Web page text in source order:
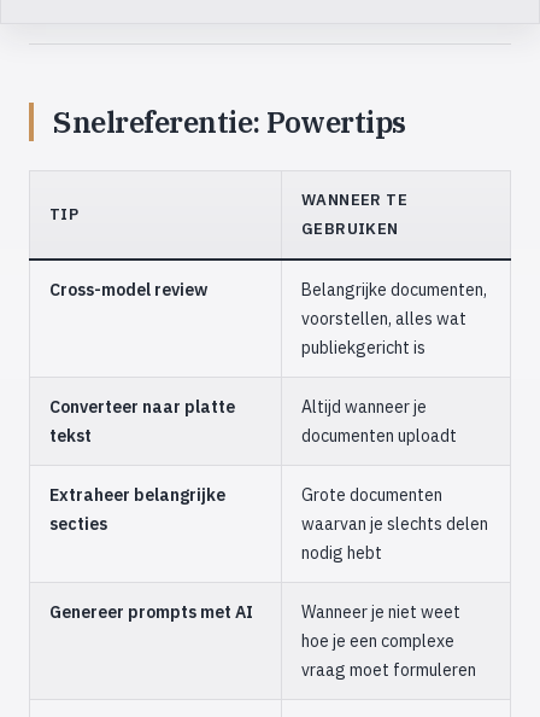
Snelreferentie: Powertips
TIP
WANNEER TE
GEBRUIKEN
Cross-model review
Belangrijke documenten,
voorstellen, alles wat
publiekgericht is
Converteer naar platte
tekst
Altijd wanneer je
documenten uploadt
Extraheer belangrijke
secties
Grote documenten
waarvan je slechts delen
nodig hebt
Genereer prompts met AI
Wanneer je niet weet
hoe je een complexe
vraag moet formuleren